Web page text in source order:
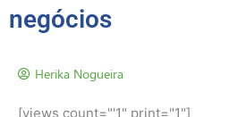
negócios
Herika Nogueira
[views count="'1" print="1"]